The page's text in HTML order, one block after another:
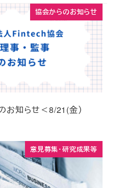
協会からのお知らせ
お知らせ＜8/21(金）
意見募集・研究成果等